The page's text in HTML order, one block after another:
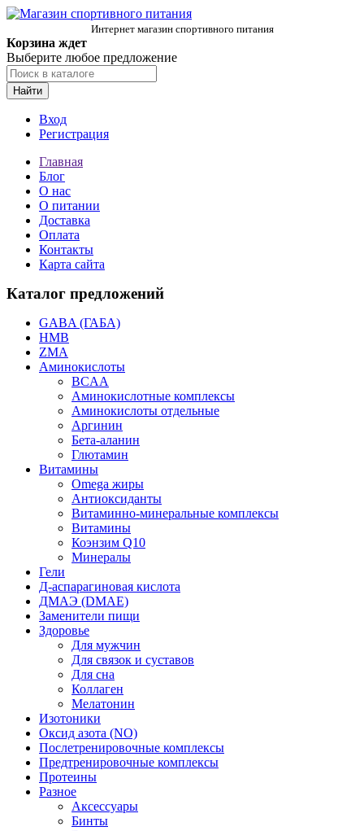
Интернет магазин спортивного питания
Корзина ждет
Выберите любое предложение
Найти
Вход
Регистрация
Главная
Блог
О нас
О питании
Доставка
Оплата
Контакты
Карта сайта
Каталог предложений
GABA (ГАБА)
HMB
ZMA
Аминокислоты
BCAA
Аминокислотные комплексы
Аминокислоты отдельные
Аргинин
Бета-аланин
Глютамин
Витамины
Omega жиры
Антиоксиданты
Витаминно-минеральные комплексы
Витамины
Коэнзим Q10
Минералы
Гели
Д-аспарагиновая кислота
ДМАЭ (DMAE)
Заменители пищи
Здоровье
Для мужчин
Для связок и суставов
Для сна
Коллаген
Мелатонин
Изотоники
Оксид азота (NO)
Послетренировочные комплексы
Предтренировочные комплексы
Протеины
Разное
Аксессуары
Бинты